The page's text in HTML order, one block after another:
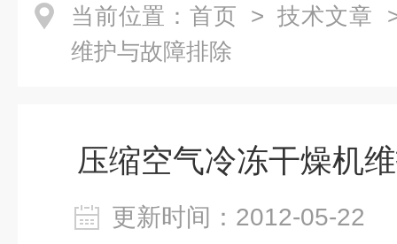
当前位置： 首页 > 技术文章
维护与故障排除
压缩空气冷冻干燥机
更新时间：2012-05-